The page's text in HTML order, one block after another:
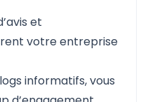
et
votre entreprise
informatifs, vous